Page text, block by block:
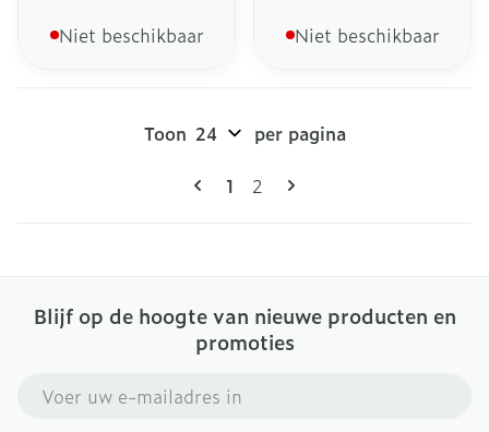
Niet beschikbaar Niet beschikbaar
Pagina's
U lees momenteel pagina
1 Pagina
2
Toon per pagina
Blijf op de hoogte van nieuwe producten en
promoties